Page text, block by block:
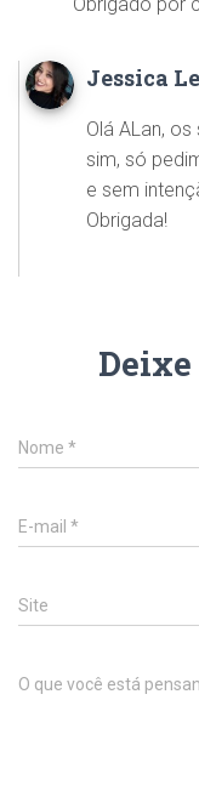
Obrigado por
Jessica
Olá ALan,
sim, só
e sem
Obrigada!
Nome *
E-mail *
Site
O que você está